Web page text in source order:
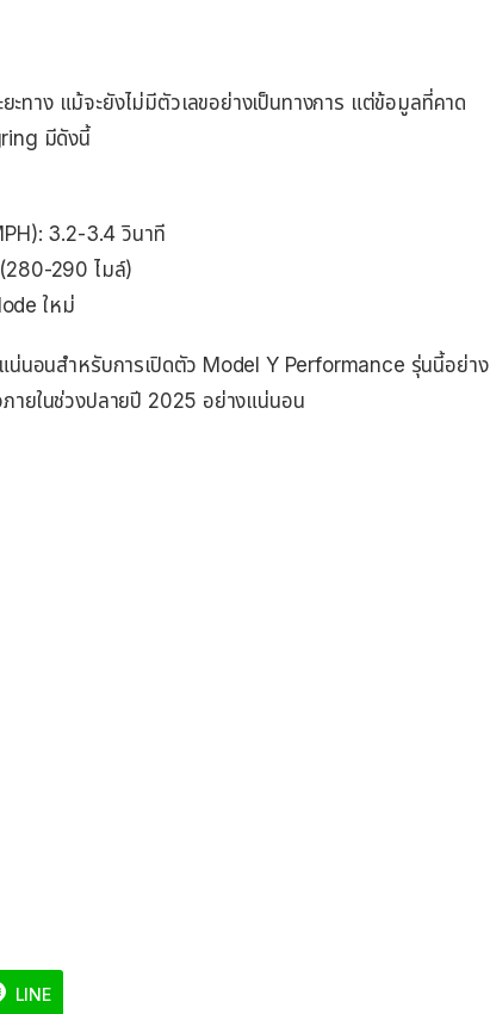
ะทาง แม้จะยังไม่มีตัวเลขอย่างเป็นทางการ แต่ข้อมูลที่คาด
มีดังนี้
3.2-3.4 วินาที
290 ไมล์)
ใหม่
น่นอนสำหรับการเปิดตัว Model Y Performance รุ่นนี้อย่าง
ายในช่วงปลายปี 2025 อย่างแน่นอน
LINE